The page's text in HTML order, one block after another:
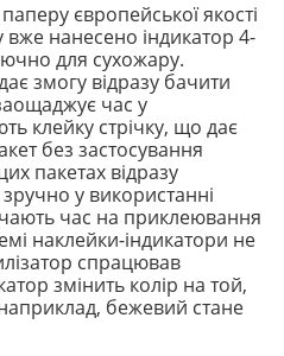
європейської якості
вже нанесено індикатор 4-
для сухожару.
змогу відразу бачити
час у
клейку стрічку, що дає
без застосування
пакетах відразу
у використанні
час на приклеювання
наклейки-індикатори не
спрацював
змінить колір на той,
бежевий стане